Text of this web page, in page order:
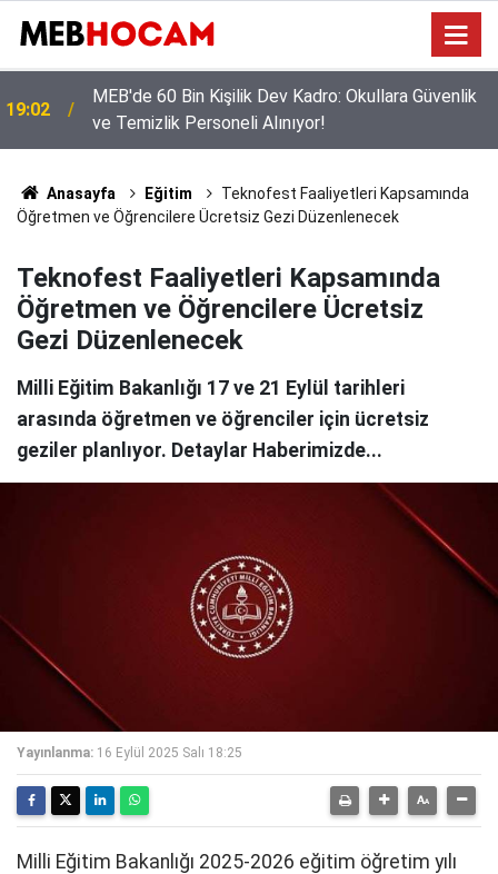
MEB'de 60 Bin Kişilik Dev Kadro: Okullara Güvenlik
ve Temizlik Personeli Alınıyor!
12:02
MEB'den Öğretmenlere Yoğun Seminer Programı:
Masada Yeni Müfredat Var
Anasayfa Eğitim
Teknofest Faaliyetleri Kapsamında
Öğretmen ve Öğrencilere Ücretsiz Gezi Düzenlenecek
Teknofest Faaliyetleri Kapsamında
Öğretmen ve Öğrencilere Ücretsiz
Gezi Düzenlenecek
Milli Eğitim Bakanlığı 17 ve 21 Eylül tarihleri
arasında öğretmen ve öğrenciler için ücretsiz
geziler planlıyor. Detaylar Haberimizde...
Yayınlanma: 16 Eylül 2025 Salı 18:25
Milli Eğitim Bakanlığı 2025-2026 eğitim öğretim yılı